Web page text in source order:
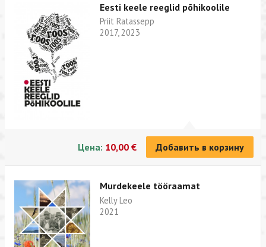
Eesti keele reeglid põhikoolile
Priit Ratassepp
2017, 2023
Цена: 10,00 € Добавить в корзину
Murdekeele tööraamat
Kelly Leo
2021